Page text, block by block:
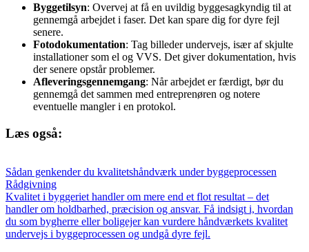
Byggetilsyn: Overvej at få en uvildig byggesagkyndig til at
gennemgå arbejdet i faser. Det kan spare dig for dyre fejl
senere.
Fotodokumentation: Tag billeder undervejs, især af skjulte
installationer som el og VVS. Det giver dokumentation, hvis
der senere opstår problemer.
Afleveringsgennemgang: Når arbejdet er færdigt, bør du
gennemgå det sammen med entreprenøren og notere
eventuelle mangler i en protokol.
Læs også:
Sådan genkender du kvalitets­håndværk under byggeprocessen
Rådgivning
Kvalitet i byggeriet handler om mere end et flot resultat – det
handler om holdbarhed, præcision og ansvar. Få indsigt i, hvordan
du som bygherre eller boligejer kan vurdere håndværkets kvalitet
undervejs i byggeprocessen og undgå dyre fejl.